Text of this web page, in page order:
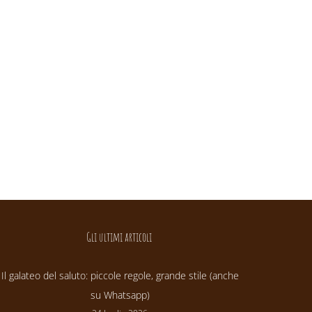
Gli ultimi articoli
Il galateo del saluto: piccole regole, grande stile (anche
su Whatsapp)